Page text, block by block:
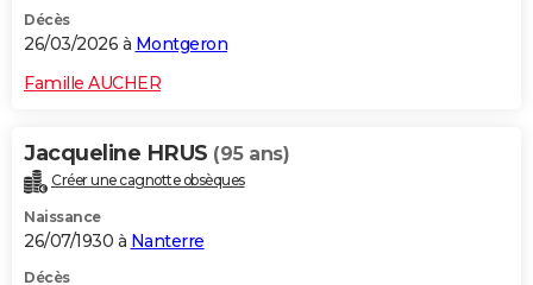
Décès
26/03/2026 à Montgeron
Famille AUCHER
Jacqueline HRUS (95 ans)
Créer une cagnotte obsèques
Naissance
26/07/1930 à Nanterre
Décès